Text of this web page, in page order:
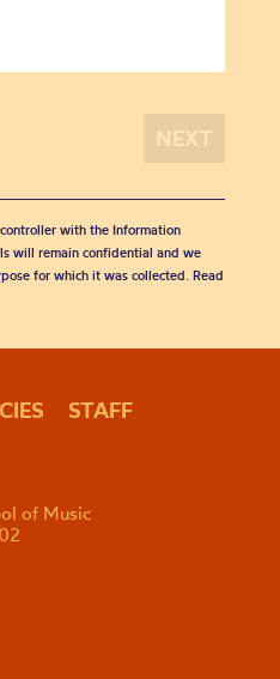
with the Information
will remain confidential and we
for which it was collected. Read
STAFF
of Music